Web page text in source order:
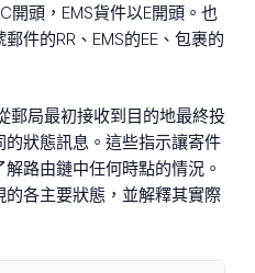
開頭，EMS貨件以E開頭。也
件的RR、EMS的EE、包裹的
郵局最初接收到目的地最終投
狀態訊息。這些指示讓寄件
路由鏈中任何時點的情況。
各主要狀態，並解釋其實際